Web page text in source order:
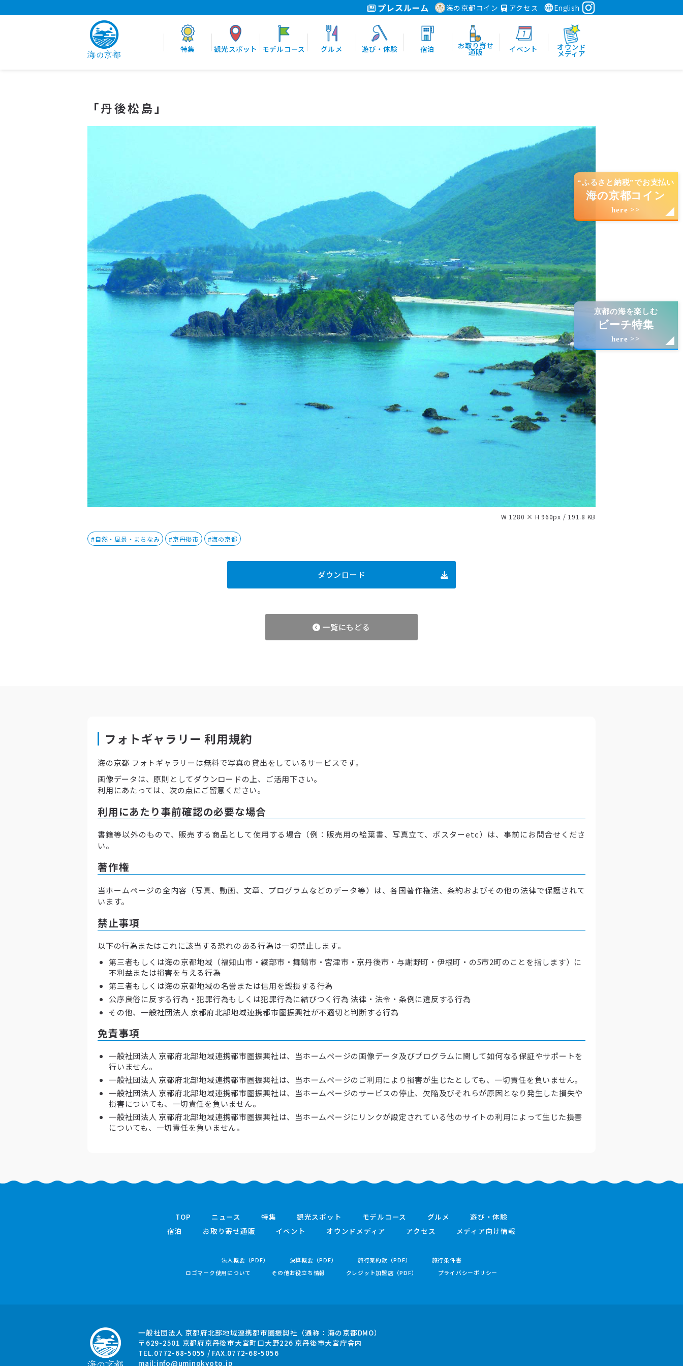
プレスルーム 海の京都コイン アクセス English
特集 観光スポット モデルコース グルメ 遊び・体験 宿泊 お取り寄せ
通販 イベント オウンド
メディア
“ふるさと納税”でお支払い
海の京都コイン
here >>
京都の海を楽しむ
ビーチ特集
here >>
「丹後松島」
W 1280 × H 960px / 191.8 KB
#自然・風景・まちなみ #京丹後市 #海の京都
ダウンロード
一覧にもどる
フォトギャラリー 利用規約
海の京都 フォトギャラリーは無料で写真の貸出をしているサービスです。
画像データは、原則としてダウンロードの上、ご活用下さい。
利用にあたっては、次の点にご留意ください。
利用にあたり事前確認の必要な場合
書籍等以外のもので、販売する商品として使用する場合（例：販売用の絵葉書、写真立て、ポスターetc）は、事前にお問合せくださ
い。
著作権
当ホームページの全内容（写真、動画、文章、プログラムなどのデータ等）は、各国著作権法、条約およびその他の法律で保護されて
います。
禁止事項
以下の行為またはこれに該当する恐れのある行為は一切禁止します。
第三者もしくは海の京都地域（福知山市・綾部市・舞鶴市・宮津市・京丹後市・与謝野町・伊根町・の5市2町のことを指します）に
不利益または損害を与える行為
第三者もしくは海の京都地域の名誉または信用を毀損する行為
公序良俗に反する行為・犯罪行為もしくは犯罪行為に結びつく行為 法律・法令・条例に違反する行為
その他、一般社団法人 京都府北部地域連携都市圏振興社が不適切と判断する行為
免責事項
一般社団法人 京都府北部地域連携都市圏振興社は、当ホームページの画像データ及びプログラムに関して如何なる保証やサポートを
行いません。
一般社団法人 京都府北部地域連携都市圏振興社は、当ホームページのご利用により損害が生じたとしても、一切責任を負いません。
一般社団法人 京都府北部地域連携都市圏振興社は、当ホームページのサービスの停止、欠陥及びそれらが原因となり発生した損失や
損害についても、一切責任を負いません。
一般社団法人 京都府北部地域連携都市圏振興社は、当ホームページにリンクが設定されている他のサイトの利用によって生じた損害
についても、一切責任を負いません。
TOP ニュース 特集 観光スポット モデルコース グルメ
遊び・体験
宿泊
お取り寄せ通販 イベント オウンドメディア アクセス メディア向け情報
法人概要（PDF） 決算概要（PDF） 旅行業約款（PDF）
旅行条件書
ロゴマーク使用について
その他お役立ち情報 クレジット加盟店（PDF） プライバシーポリシー
一般社団法人 京都府北部地域連携都市圏振興社 （通称：海の京都DMO）
〒629-2501 京都府京丹後市大宮町口大野226 京丹後市大宮庁舎内
TEL.0772-68-5055 / FAX.0772-68-5056
mail:info@uminokyoto.jp